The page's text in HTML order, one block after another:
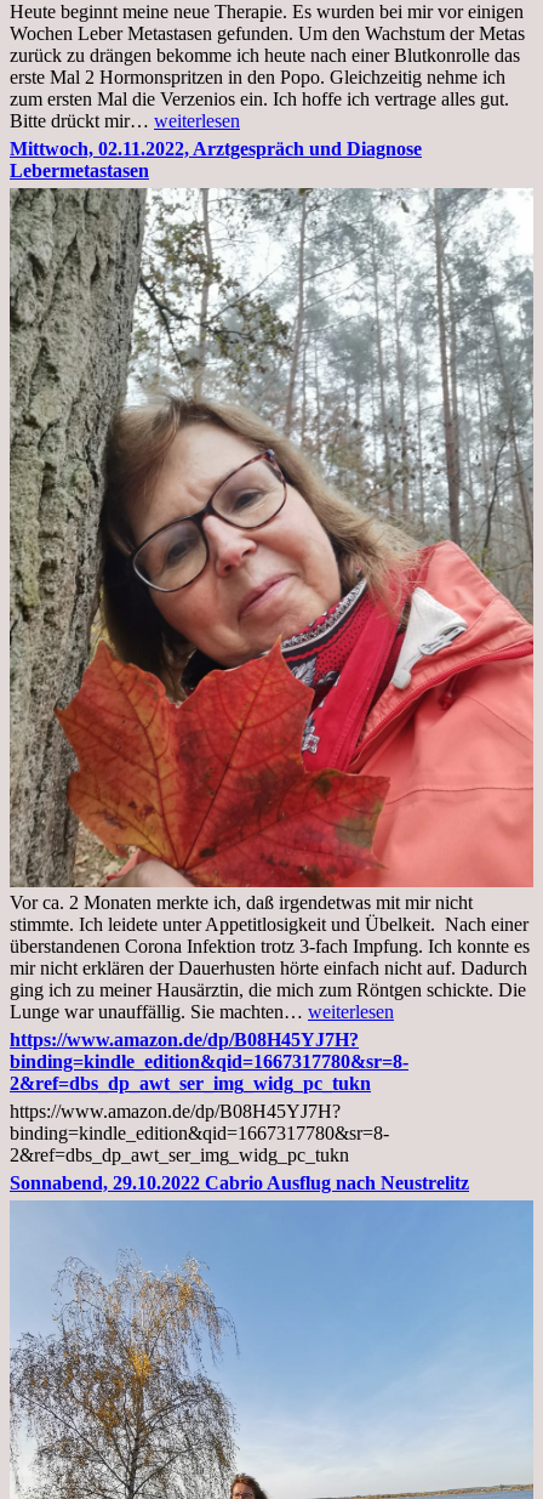
Heute beginnt meine neue Therapie. Es wurden bei mir vor einigen
Wochen Leber Metastasen gefunden. Um den Wachstum der Metas
zurück zu drängen bekomme ich heute nach einer Blutkonrolle das
erste Mal 2 Hormonspritzen in den Popo. Gleichzeitig nehme ich
zum ersten Mal die Verzenios ein. Ich hoffe ich vertrage alles gut.
Bitte drückt mir… Mittwoch,
09.11.2022
weiterlesen
Mittwoch, 02.11.2022, Arztgespräch und Diagnose
Lebermetastasen
Vor ca. 2 Monaten merkte ich, daß irgendetwas mit mir nicht
stimmte. Ich leidete unter Appetitlosigkeit und Übelkeit. Nach einer
überstandenen Corona Infektion trotz 3-fach Impfung. Ich konnte es
mir nicht erklären der Dauerhusten hörte einfach nicht auf. Dadurch
ging ich zu meiner Hausärztin, die mich zum Röntgen schickte. Die
Lunge war unauffällig. Sie machten… Mittwoch,
02.11.2022,
Arztgespräch
und
Diagnose
Lebermetastasen
weiterlesen
https://www.amazon.de/dp/B08H45YJ7H?
binding=kindle_edition&qid=1667317780&sr=8-
2&ref=dbs_dp_awt_ser_img_widg_pc_tukn
https://www.amazon.de/dp/B08H45YJ7H?
binding=kindle_edition&qid=1667317780&sr=8-
2&ref=dbs_dp_awt_ser_img_widg_pc_tukn
Sonnabend, 29.10.2022 Cabrio Ausflug nach Neustrelitz